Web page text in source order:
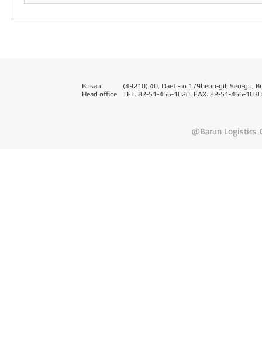
Busan
Head office
(49210) 40, Daeti-ro 179beon-gil, Seo-gu,
TEL. 82-51-466-1020 FAX. 82-51-466-1030
@Barun Logistics